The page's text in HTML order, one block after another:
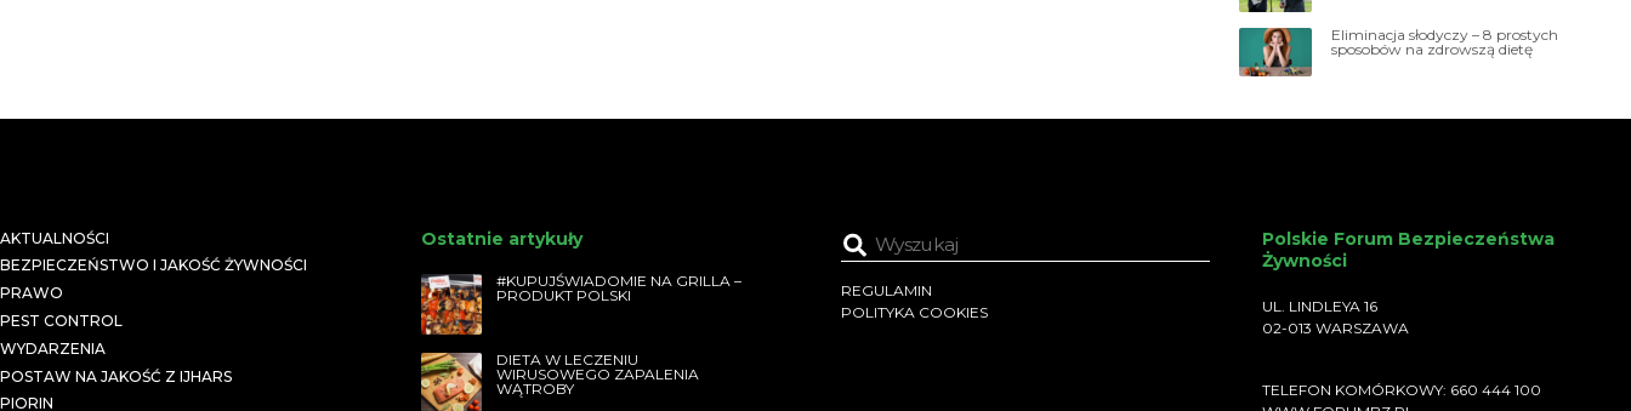
Eliminacja słodyczy – 8 prostych
sposobów na zdrowszą dietę
AKTUALNOŚCI
BEZPIECZEŃSTWO I JAKOŚĆ ŻYWNOŚCI
PRAWO
PEST CONTROL
WYDARZENIA
POSTAW NA JAKOŚĆ Z IJHARS
PIORIN
Ostatnie artykuły
#KUPUJŚWIADOMIE NA GRILLA –
PRODUKT POLSKI
DIETA W LECZENIU
WIRUSOWEGO ZAPALENIA
WĄTROBY
REGULAMIN
POLITYKA COOKIES
Polskie Forum Bezpieczeństwa
Żywności
UL. LINDLEYA 16
02-013 WARSZAWA
TELEFON KOMÓRKOWY: 660 444 100